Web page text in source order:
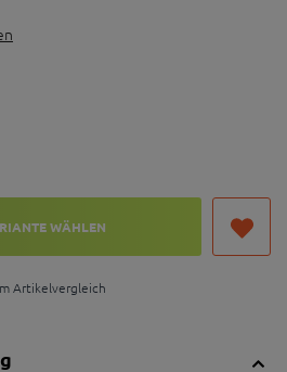
Polsterung und
Geschicklichkeit
WÄHLEN
Artikelvergleich